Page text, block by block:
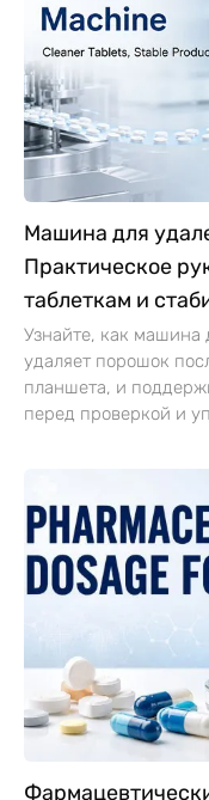
Машина для
Практическое
таблеткам и
Узнайте, как машина
удаляет порошок
планшета, и
перед проверкой и